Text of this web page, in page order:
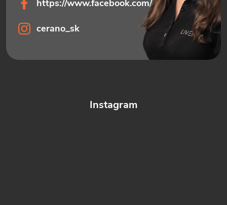
Instagram
https://www.facebook.com/ceranosk
cerano_sk